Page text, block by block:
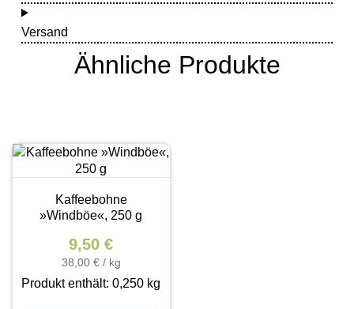
Versand
Ähnliche Produkte
Kaffeebohne
»Windböe«, 250 g
9,50€
38,00 €/ kg
Produkt enthält: 0,250 kg